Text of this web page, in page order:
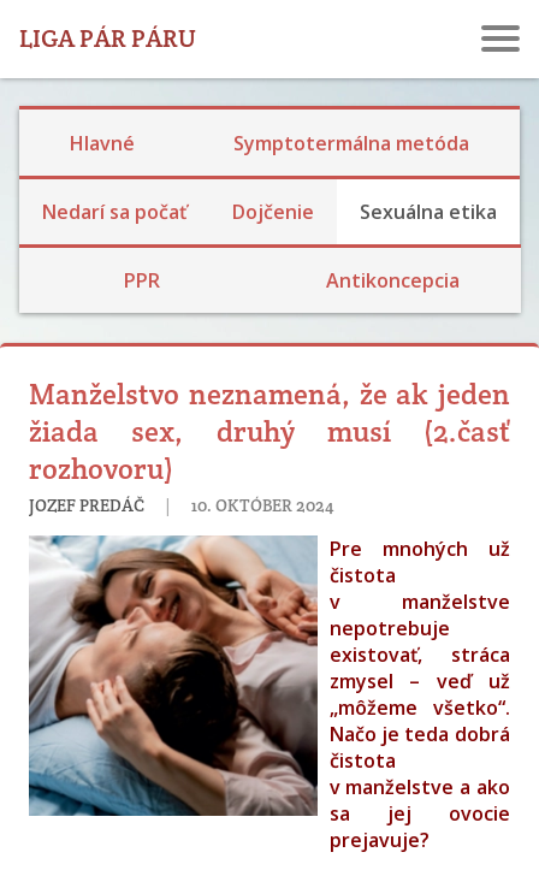
LIGA PÁR PÁRU
Hlavné Symptotermálna metóda
Nedarí sa počať Dojčenie Sexuálna etika
PPR Antikoncepcia
Manželstvo neznamená, že ak jeden
žiada sex, druhý musí (2.časť
rozhovoru)
JOZEF PREDÁČ |10. OKTÓBER 2024
Pre mnohých už
čistota
v manželstve
nepotrebuje
existovať, stráca
zmysel – veď už
„môžeme všetko“.
Načo je teda dobrá
čistota
v manželstve a ako
sa jej ovocie
prejavuje?